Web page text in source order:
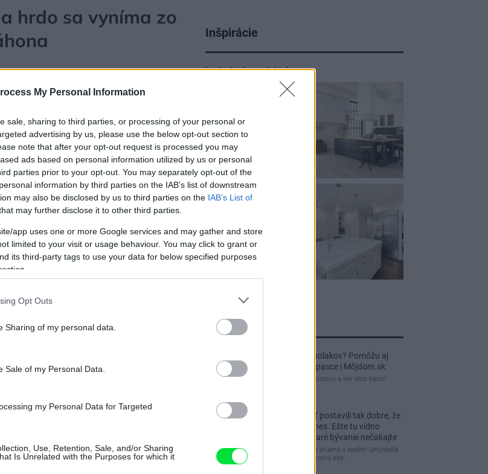
My Personal Information
sale, sharing to third parties, or processing of your personal or
advertising by us, please use the below opt-out section to
note that after your opt-out request is processed you may
ads based on personal information utilized by us or personal
parties prior to your opt-out. You may separately opt-out of the
information by third parties on the IAB’s list of downstream
may also be disclosed by us to third parties on the IAB’s List of
may further disclose it to other third parties.
app uses one or more Google services and may gather and store
limited to your visit or usage behaviour. You may click to grant or
its third-party tags to use your data for below specified purposes
Opt Outs
Sharing of my personal data.
Sale of my Personal Data.
my Personal Data for Targeted
Use, Retention, Sale, and/or Sharing
Is Unrelated with the Purposes for which it
hrdo sa vyníma zo
cesnak si vás rýchlo získa. Je nenáročný,
a keďže sa často vypína nad záhonom, vidieť
Inšpirácie
kuchyňa,kameň,biela
Najnovšie príspevky
Re: Ako sa zbaviť ucholakov? Pomôžu aj
jednoduché domáce pasce | Môjdom.sk
blbeckovia, "ucholak" je uzitocny a len idiot kantri
Re: Vidiecku usadlosť postavili tak dobre, že
domáceho chráni i dnes. Ešte tu vidno
kamenné múry, no staré bývanie nečakajte
čakám kedy budú wc misy priamo v spálni! Umývadlá
už sú štandardom! Tu niekomu ebe…